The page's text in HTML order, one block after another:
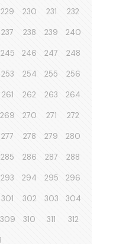
229 230 231 232
237 238 239 240
245 246 247 248
253 254 255 256
261 262 263 264
269 270 271 272
277 278 279 280
285 286 287 288
293 294 295 296
301 302 303 304
309 310 311 312